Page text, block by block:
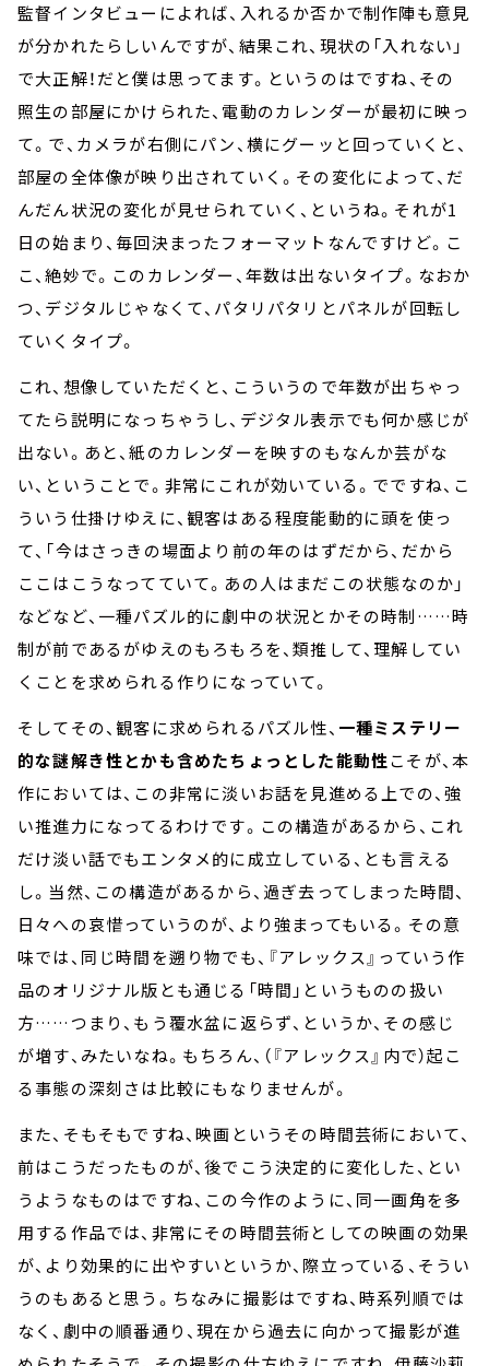
監督インタビューによれば、入れるか否かで制作陣も意見
が分かれたらしいんですが、結果これ、現状の「入れない」
で大正解！だと僕は思ってます。というのはですね、その
照生の部屋にかけられた、電動のカレンダーが最初に映っ
て。で、カメラが右側にパン、横にグーッと回っていくと、
部屋の全体像が映り出されていく。その変化によって、だ
んだん状況の変化が見せられていく、というね。それが1
日の始まり、毎回決まったフォーマットなんですけど。こ
こ、絶妙で。このカレンダー、年数は出ないタイプ。なおか
つ、デジタルじゃなくて、パタリパタリとパネルが回転し
ていくタイプ。
これ、想像していただくと、こういうので年数が出ちゃっ
てたら説明になっちゃうし、デジタル表示でも何か感じが
出ない。あと、紙のカレンダーを映すのもなんか芸がな
い、ということで。非常にこれが効いている。でですね、こ
ういう仕掛けゆえに、観客はある程度能動的に頭を使っ
て、「今はさっきの場面より前の年のはずだから、だから
ここはこうなってていて。あの人はまだこの状態なのか」
などなど、一種パズル的に劇中の状況とかその時制……時
制が前であるがゆえのもろもろを、類推して、理解してい
くことを求められる作りになっていて。
そしてその、観客に求められるパズル性、 一種ミステリー
的な謎解き性とかも含めたちょっとした能動性こそが、本
作においては、この非常に淡いお話を見進める上での、強
い推進力になってるわけです。この構造があるから、これ
だけ淡い話でもエンタメ的に成立している、とも言える
し。当然、この構造があるから、過ぎ去ってしまった時間、
日々への哀惜っていうのが、より強まってもいる。その意
味では、同じ時間を遡り物でも、『アレックス』っていう作
品のオリジナル版とも通じる「時間」というものの扱い
方……つまり、もう覆水盆に返らず、というか、その感じ
が増す、みたいなね。もちろん、（『アレックス』内で）起こ
る事態の深刻さは比較にもなりませんが。
また、そもそもですね、映画というその時間芸術において、
前はこうだったものが、後でこう決定的に変化した、とい
うようなものはですね、この今作のように、同一画角を多
用する作品では、非常にその時間芸術としての映画の効果
が、より効果的に出やすいというか、際立っている、そうい
うのもあると思う。ちなみに撮影はですね、時系列順では
なく、劇中の順番通り、現在から過去に向かって撮影が進